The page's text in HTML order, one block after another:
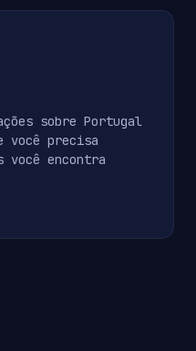
sobre Portugal
você precisa
encontra